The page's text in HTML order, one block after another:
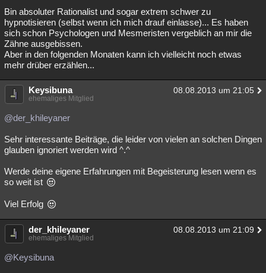
Besucht Teilgenommen Alle Neue Geschlossen
Lesenswert Schlüsselwörter
Bin absoluter Rationalist und sogar extrem schwer zu
hypnotisieren (selbst wenn ich mich drauf einlasse)... Es haben
sich schon Psychologen und Mesmeristen vergeblich an mir die
Zähne ausgebissen.
Aber in den folgenden Monaten kann ich vielleicht noch etwas
mehr drüber erzählen...
Keysibuna 08.08.2013 um 21:05
ehemaliges Mitglied
@der_khileyaner
Sehr interessante Beiträge, die leider von vielen an solchen Dingen
glauben ignoriert werden wird ^.^
Werde deine eigene Erfahrungen mit Begeisterung lesen wenn es
so weit ist
Viel Erfolg
der_khileyaner 08.08.2013 um 21:09
ehemaliges Mitglied
@Keysibuna